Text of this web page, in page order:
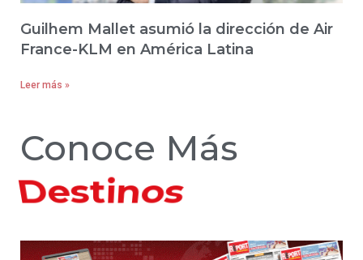
Guilhem Mallet asumió la dirección de Air
France-KLM en América Latina
Leer más »
Conoce Más